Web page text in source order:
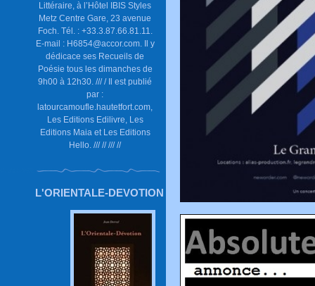
Littéraire, à l’Hôtel IBIS Styles
Metz Centre Gare, 23 avenue
Foch. Tél. : +33.3.87.66.81.11.
E-mail : H6854@accor.com. Il y
dédicace ses Recueils de
Poésie tous les dimanches de
9h00 à 12h30. /// / Il est publié
par :
latourcamoufle.hautetfort.com,
Les Editions Edilivre, Les
Editions Maia et Les Editions
Hello. /// // /// //
L'ORIENTALE-DEVOTION